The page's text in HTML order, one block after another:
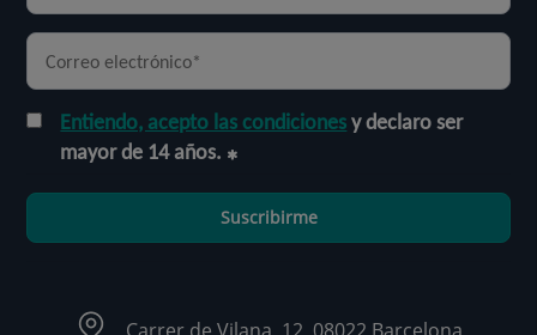
Entiendo, acepto las condicionesy declaro ser
mayor de 14 años.
Suscribirme
Carrer de Vilana, 12, 08022 Barcelona